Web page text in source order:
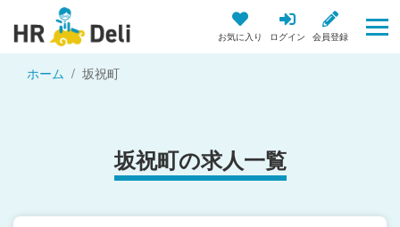
お気に入り ログイン 会員登録
ホーム 坂祝町
坂祝町の求人一覧